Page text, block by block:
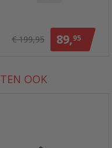
89,95
€ 199,95
OOK